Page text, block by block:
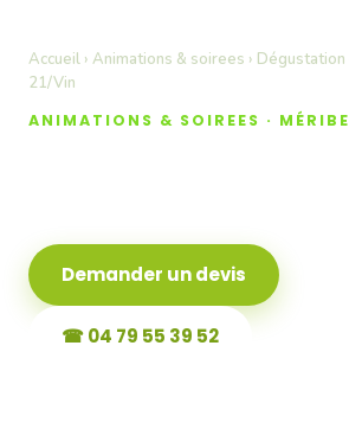
Accueil › Animations & soirees ›
21/Vin
ANIMATIONS & SOIREES ·
Demander un devis
☎ 04 79 55 39 52